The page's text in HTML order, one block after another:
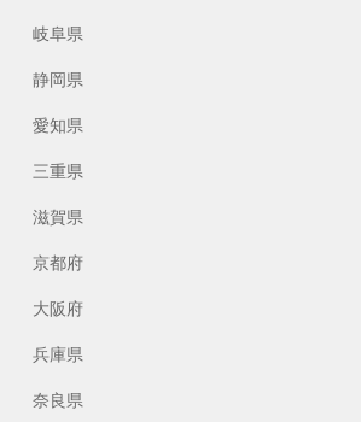
岐阜県
静岡県
愛知県
三重県
滋賀県
京都府
大阪府
兵庫県
奈良県